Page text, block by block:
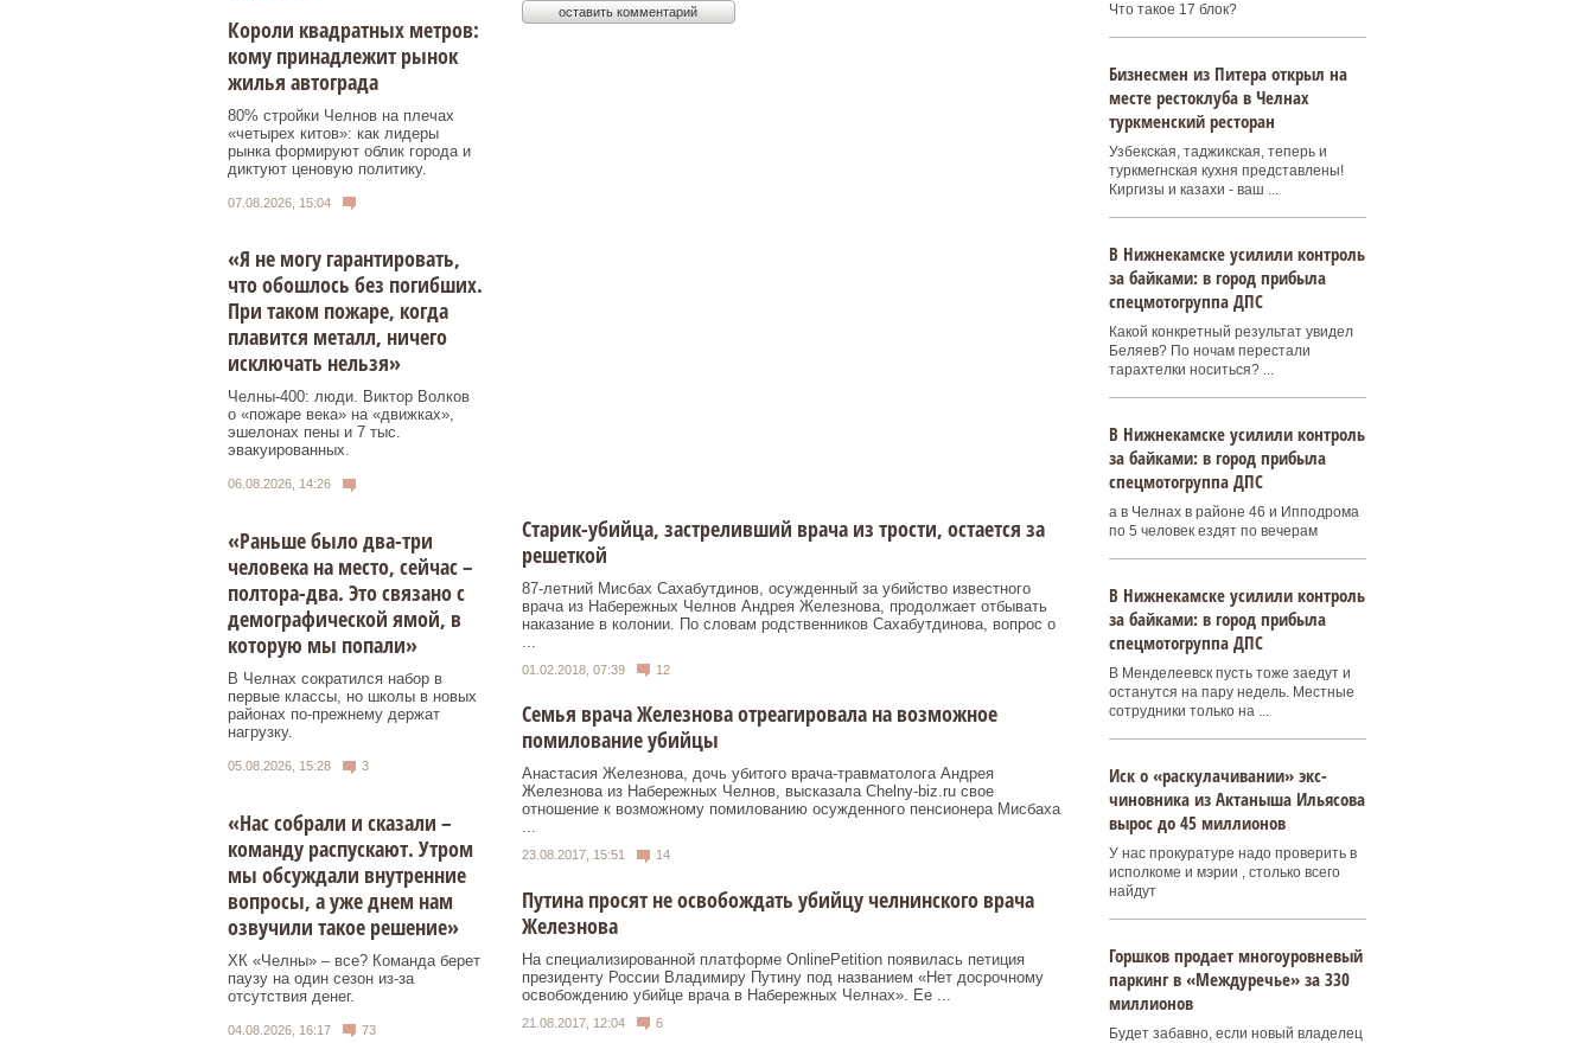
Короли квадратных метров:
кому принадлежит рынок
жилья автограда
80% стройки Челнов на плечах
«четырех китов»: как лидеры
рынка формируют облик города и
диктуют ценовую политику.
07.08.2026, 15:04
«Я не могу гарантировать,
что обошлось без погибших.
При таком пожаре, когда
плавится металл, ничего
исключать нельзя»
Челны-400: люди. Виктор Волков
о «пожаре века» на «движках»,
эшелонах пены и 7 тыс.
эвакуированных.
06.08.2026, 14:26
«Раньше было два-три
человека на место, сейчас –
полтора-два. Это связано с
демографической ямой, в
которую мы попали»
В Челнах сократился набор в
первые классы, но школы в новых
районах по-прежнему держат
нагрузку.
05.08.2026, 15:28 3
«Нас собрали и сказали –
команду распускают. Утром
мы обсуждали внутренние
вопросы, а уже днем нам
озвучили такое решение»
ХК «Челны» – все? Команда берет
паузу на один сезон из-за
отсутствия денег.
04.08.2026, 16:17 73
Старик-убийца, застреливший врача из трости, остается за
решеткой
87-летний Мисбах Сахабутдинов, осужденный за убийство известного
врача из Набережных Челнов Андрея Железнова, продолжает отбывать
наказание в колонии. По словам родственников Сахабутдинова, вопрос о
01.02.2018, 07:39 12
Семья врача Железнова отреагировала на возможное
помилование убийцы
Анастасия Железнова, дочь убитого врача-травматолога Андрея
Железнова из Набережных Челнов, высказала Chelny-biz.ru свое
отношение к возможному помилованию осужденного пенсионера Мисбаха
...
23.08.2017, 15:51 14
Путина просят не освобождать убийцу челнинского врача
Железнова
На специализированной платформе OnlinePetition появилась петиция
президенту России Владимиру Путину под названием «Нет досрочному
освобождению убийце врача в Набережных Челнах». Ее ...
21.08.2017, 12:04 6
Что такое 17 блок?
Бизнесмен из Питера открыл на
месте рестоклуба в Челнах
туркменский ресторан
Узбекская, таджикская, теперь и
туркмегнская кухня представлены!
Киргизы и казахи - ваш ...
В Нижнекамске усилили контроль
за байками: в город прибыла
спецмотогруппа ДПС
Какой конкретный результат увидел
Беляев? По ночам перестали
тарахтелки носиться? ...
В Нижнекамске усилили контроль
за байками: в город прибыла
спецмотогруппа ДПС
а в Челнах в районе 46 и Ипподрома
по 5 человек ездят по вечерам
В Нижнекамске усилили контроль
за байками: в город прибыла
спецмотогруппа ДПС
В Менделеевск пусть тоже заедут и
останутся на пару недель. Местные
сотрудники только на ...
Иск о «раскулачивании» экс-
чиновника из Актаныша Ильясова
вырос до 45 миллионов
У нас прокуратуре надо проверить в
исполкоме и мэрии , столько всего
найдут
Горшков продает многоуровневый
паркинг в «Междуречье» за 330
миллионов
Будет забавно, если новый владелец